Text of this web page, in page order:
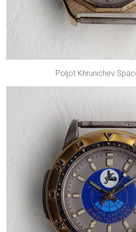
Poljot Khrunichev